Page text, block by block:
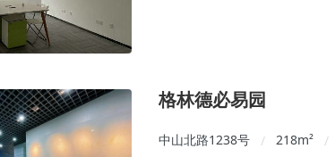
格林德必易园
中山北路1238号 / 218m² /